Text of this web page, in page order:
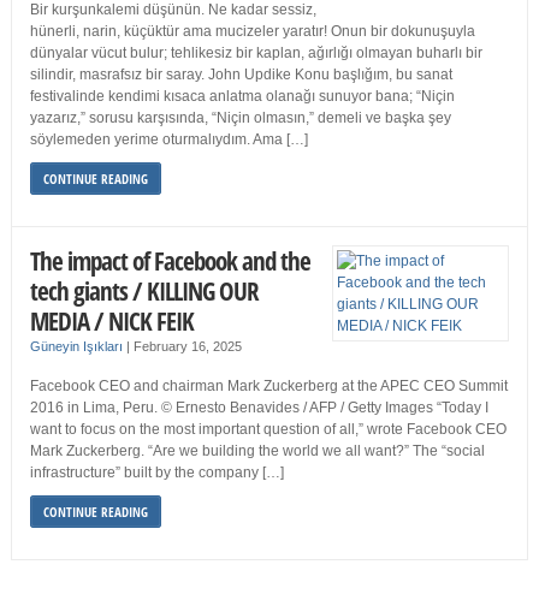
Bir kurşunkalemi düşünün. Ne kadar sessiz,
hünerli, narin, küçüktür ama mucizeler yaratır! Onun bir dokunuşuyla
dünyalar vücut bulur; tehlikesiz bir kaplan, ağırlığı olmayan buharlı bir
silindir, masrafsız bir saray. John Updike Konu başlığım, bu sanat
festivalinde kendimi kısaca anlatma olanağı sunuyor bana; “Niçin
yazarız,” sorusu karşısında, “Niçin olmasın,” demeli ve başka şey
söylemeden yerime oturmalıydım. Ama […]
CONTINUE READING
The impact of Facebook and the
tech giants / KILLING OUR
MEDIA / NICK FEIK
Güneyin Işıkları | February 16, 2025
Facebook CEO and chairman Mark Zuckerberg at the APEC CEO Summit
2016 in Lima, Peru. © Ernesto Benavides / AFP / Getty Images “Today I
want to focus on the most important question of all,” wrote Facebook CEO
Mark Zuckerberg. “Are we building the world we all want?” The “social
infrastructure” built by the company […]
CONTINUE READING